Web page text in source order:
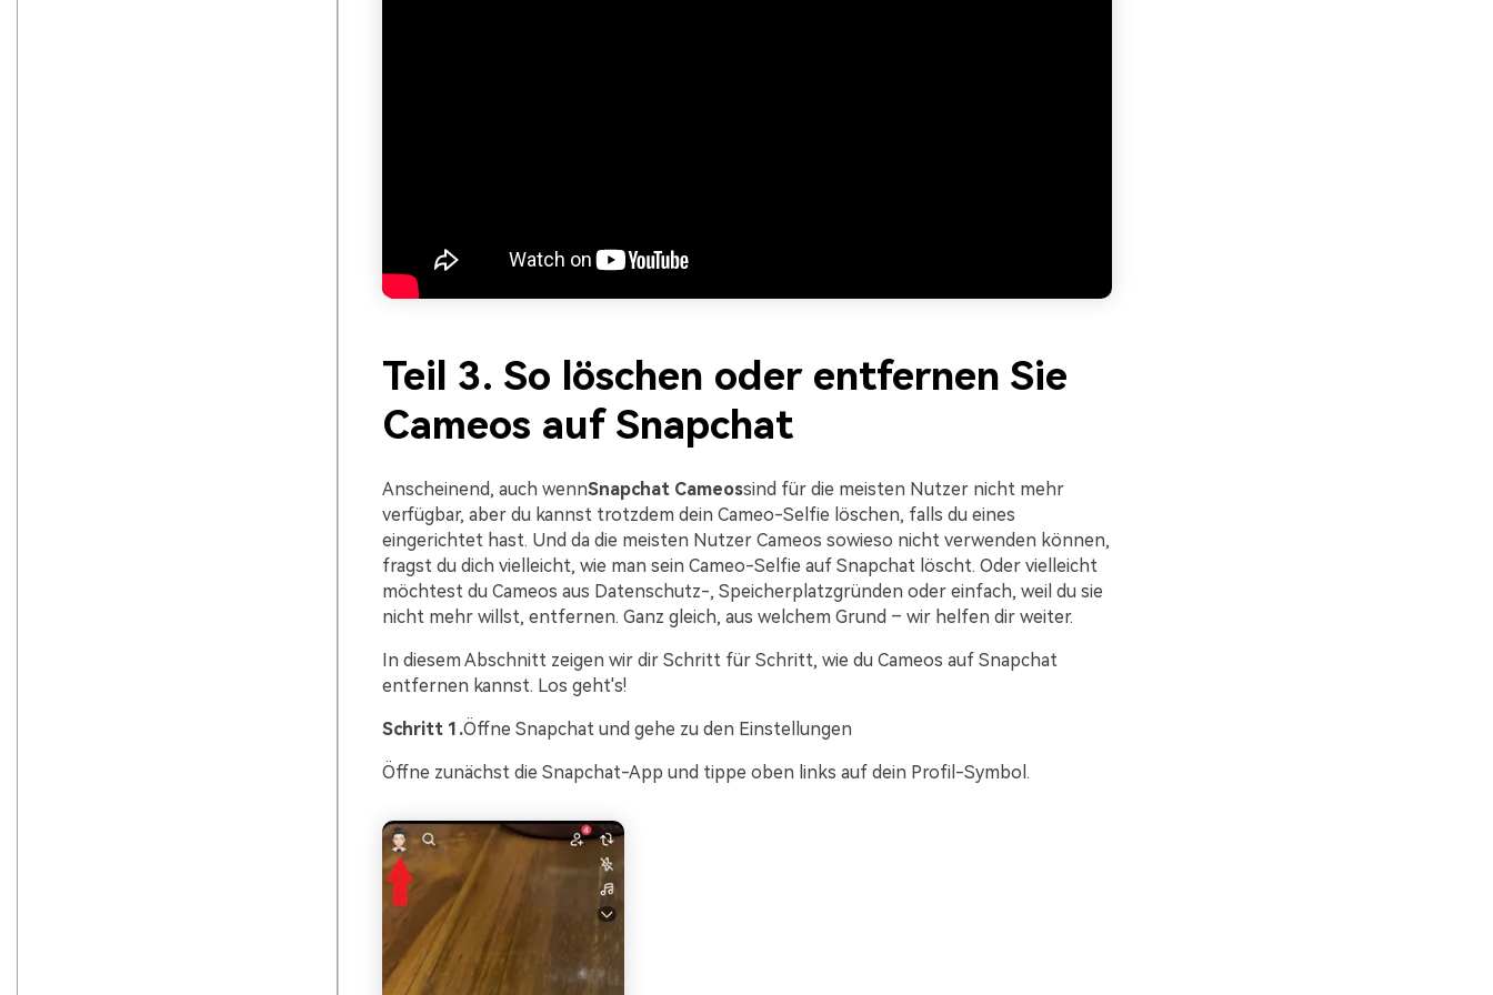
Teil 3. So löschen oder entfernen Sie
Cameos auf Snapchat
Anscheinend, auch wennSnapchat Cameossind für die meisten Nutzer nicht mehr
verfügbar, aber du kannst trotzdem dein Cameo-Selfie löschen, falls du eines
eingerichtet hast. Und da die meisten Nutzer Cameos sowieso nicht verwenden können,
fragst du dich vielleicht, wie man sein Cameo-Selfie auf Snapchat löscht. Oder vielleicht
möchtest du Cameos aus Datenschutz-, Speicherplatzgründen oder einfach, weil du sie
nicht mehr willst, entfernen. Ganz gleich, aus welchem Grund – wir helfen dir weiter.
In diesem Abschnitt zeigen wir dir Schritt für Schritt, wie du Cameos auf Snapchat
entfernen kannst. Los geht's!
Schritt 1.Öffne Snapchat und gehe zu den Einstellungen
Öffne zunächst die Snapchat-App und tippe oben links auf dein Profil-Symbol.